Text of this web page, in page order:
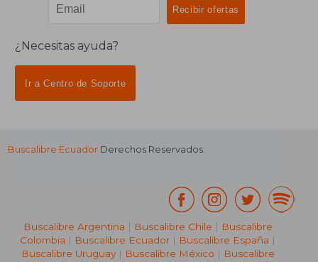
¿Necesitas ayuda?
Ir a Centro de Soporte
Buscalibre Ecuador Derechos Reservados.
Buscalibre Argentina | Buscalibre Chile | Buscalibre
Colombia | Buscalibre Ecuador | Buscalibre España |
Buscalibre Uruguay| Buscalibre México | Buscalibre